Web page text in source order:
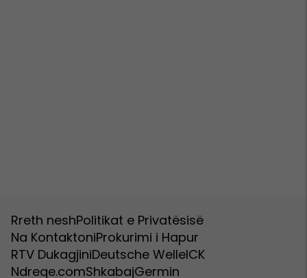
Rreth neshPolitikat e Privatësisë
Na KontaktoniProkurimi i Hapur
RTV DukagjiniDeutsche WelleICK
Ndreqe.comShkabajGermin